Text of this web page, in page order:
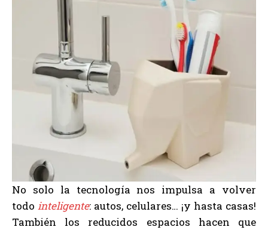
No solo la tecnología nos impulsa a volver
todo inteligente: autos, celulares… ¡y hasta casas!
También los reducidos espacios hacen que